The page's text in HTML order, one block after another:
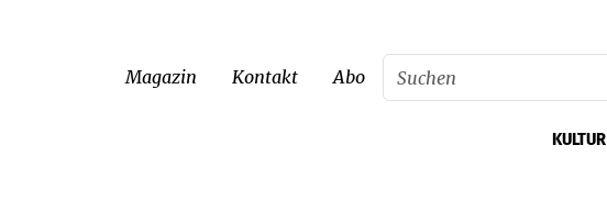
Magazin Kontakt Abo
KULTUR